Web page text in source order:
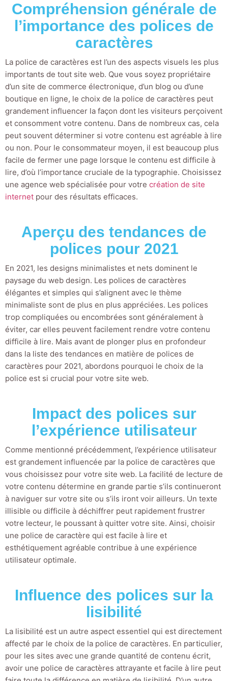
Compréhension générale de
l’importance des polices de
caractères
La police de caractères est l’un des aspects visuels les plus
importants de tout site web. Que vous soyez propriétaire
d’un site de commerce électronique, d’un blog ou d’une
boutique en ligne, le choix de la police de caractères peut
grandement influencer la façon dont les visiteurs perçoivent
et consomment votre contenu. Dans de nombreux cas, cela
peut souvent déterminer si votre contenu est agréable à lire
ou non. Pour le consommateur moyen, il est beaucoup plus
facile de fermer une page lorsque le contenu est difficile à
lire, d’où l’importance cruciale de la typographie. Choisissez
une agence web spécialisée pour votre création de site
internet pour des résultats efficaces.
Aperçu des tendances de
polices pour 2021
En 2021, les designs minimalistes et nets dominent le
paysage du web design. Les polices de caractères
élégantes et simples qui s’alignent avec le thème
minimaliste sont de plus en plus appréciées. Les polices
trop compliquées ou encombrées sont généralement à
éviter, car elles peuvent facilement rendre votre contenu
difficile à lire. Mais avant de plonger plus en profondeur
dans la liste des tendances en matière de polices de
caractères pour 2021, abordons pourquoi le choix de la
police est si crucial pour votre site web.
Impact des polices sur
l’expérience utilisateur
Comme mentionné précédemment, l’expérience utilisateur
est grandement influencée par la police de caractères que
vous choisissez pour votre site web. La facilité de lecture de
votre contenu détermine en grande partie s’ils continueront
à naviguer sur votre site ou s’ils iront voir ailleurs. Un texte
illisible ou difficile à déchiffrer peut rapidement frustrer
votre lecteur, le poussant à quitter votre site. Ainsi, choisir
une police de caractère qui est facile à lire et
esthétiquement agréable contribue à une expérience
utilisateur optimale.
Influence des polices sur la
lisibilité
La lisibilité est un autre aspect essentiel qui est directement
affecté par le choix de la police de caractères. En particulier,
pour les sites avec une grande quantité de contenu écrit,
avoir une police de caractères attrayante et facile à lire peut